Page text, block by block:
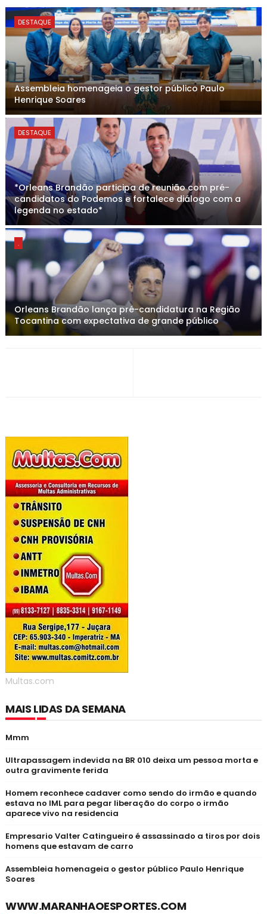
DESTAQUE
Assembleia homenageia o gestor público Paulo
Henrique Soares
DESTAQUE
*Orleans Brandão participa de reunião com pré-
candidatos do Podemos e fortalece diálogo com a
legenda no estado*
.
Orleans Brandão lança pré-candidatura na Região
Tocantina com expectativa de grande público
Multas.com
MAIS LIDAS DA SEMANA
Mmm
Ultrapassagem indevida na BR 010 deixa um pessoa morta e
outra gravimente ferida
Homem reconhece cadaver como sendo do irmão e quando
estava no IML para pegar liberação do corpo o irmão
aparece vivo na residencia
Empresario Valter Catingueiro é assassinado a tiros por dois
homens que estavam de carro
Assembleia homenageia o gestor público Paulo Henrique
Soares
WWW.MARANHAOESPORTES.COM